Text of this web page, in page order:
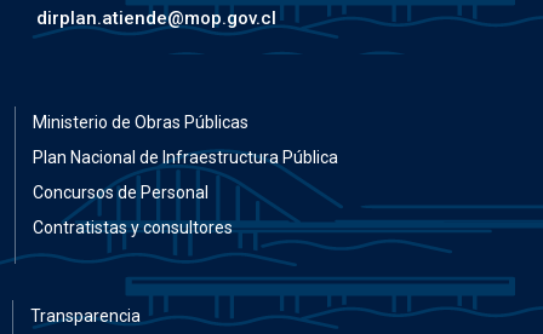
dirplan.atiende@mop.gov.cl
Ministerio de Obras Públicas
Plan Nacional de Infraestructura Pública
Concursos de Personal
Contratistas y consultores
Transparencia